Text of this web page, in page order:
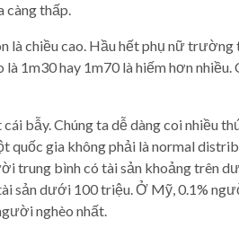
càng thấp.
là chiều cao. Hầu hết phụ nữ trường
1m30 hay 1m70 là hiếm hơn
bẫy. Chúng ta dễ dàng coi nhiều
quốc gia không phải là normal
trung bình có tài sản khoảng trên
sản dưới 100 triệu. Ở Mỹ, 0.1%
nghèo nhất.